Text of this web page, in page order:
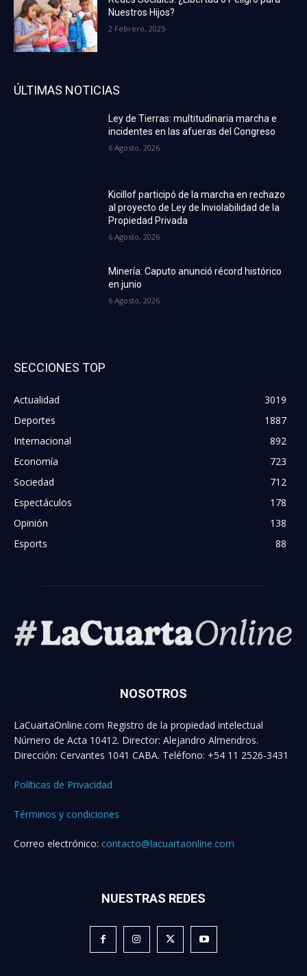
Nuestros Hijos?
2 Febrero, 2025
ÚLTIMAS NOTICIAS
Ley de Tierras: multitudinaria marcha e
incidentes en las afueras del Congreso
6 Agosto, 2026
Kicillof participó de la marcha en rechazo
al proyecto de Ley de Inviolabilidad de la
Propiedad Privada
6 Agosto, 2026
Minería: Caputo anunció récord histórico
en junio
6 Agosto, 2026
SECCIONES TOP
Actualidad
3019
Deportes
1887
Internacional
892
Economía
723
Sociedad
712
Espectáculos
178
Opinión
138
Esports
88
NOSOTROS
LaCuartaOnline.com Registro de la propiedad intelectual
Número de Acta 10412. Director: Alejandro Almendros.
Dirección: Cervantes 1041 CABA. Teléfono: +54 11 2526-3431
Políticas de Privacidad
Términos y condiciones
Correo electrónico: contacto@lacuartaonline.com
NUESTRAS REDES